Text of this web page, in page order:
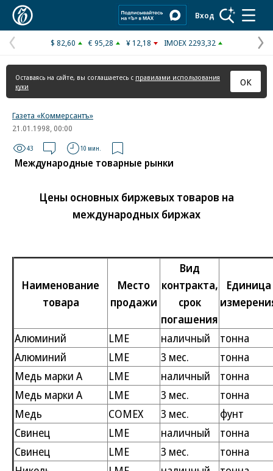
Вход
Предыдущая
страница
$ 82,60 € 95,28 ¥ 12,18 IMOEX 2293,32
Оставаясь на сайте, вы соглашаетесь с правилами использования
куки
ОК
Газета «Коммерсантъ»
21.01.1998, 00:00
43 10 мин.
Международные товарные рынки
Цены основных биржевых товаров на
международных биржах
Наименование
товара
Место
продажи
Вид
контракта,
срок
погашения
Единица
Алюминий LME наличный
тонна
Алюминий
LME 3 мес.
тонна
Медь марки A
LME наличный
тонна
Медь марки A
LME 3 мес.
тонна
Медь
COMEX 3 мес.
фунт
Свинец
LME наличный
тонна
Свинец
LME 3 мес.
тонна